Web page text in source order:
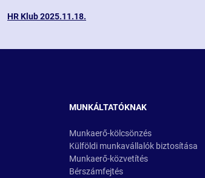
HR Klub 2025.11.18.
MUNKÁLTATÓKNAK
Munkaerő-kölcsönzés
Külföldi munkavállalók biztosítása
Munkaerő-közvetítés
Bérszámfejtés